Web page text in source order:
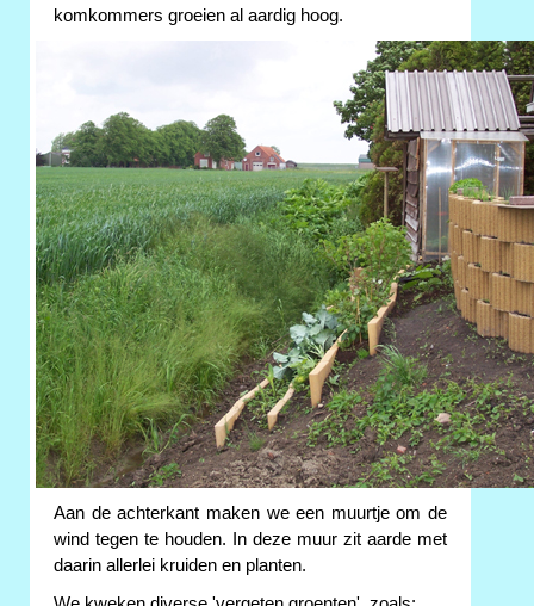
komkommers groeien al aardig hoog.
Aan de achterkant maken we een muurtje om de
wind tegen te houden. In deze muur zit aarde met
daarin allerlei kruiden en planten.